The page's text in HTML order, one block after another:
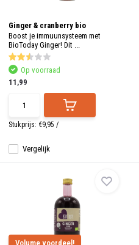
Ginger & cranberry bio
Boost je immuunsysteem met
BioToday Ginger! Dit ...
Vergelijk
Op voorraad
11,99
Stukprijs: €9,95 /
Volume voordeel!